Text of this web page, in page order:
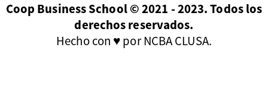
Coop Business School © 2021 - 2023. Todos los
derechos reservados.
Hecho con ♥ por NCBA CLUSA.